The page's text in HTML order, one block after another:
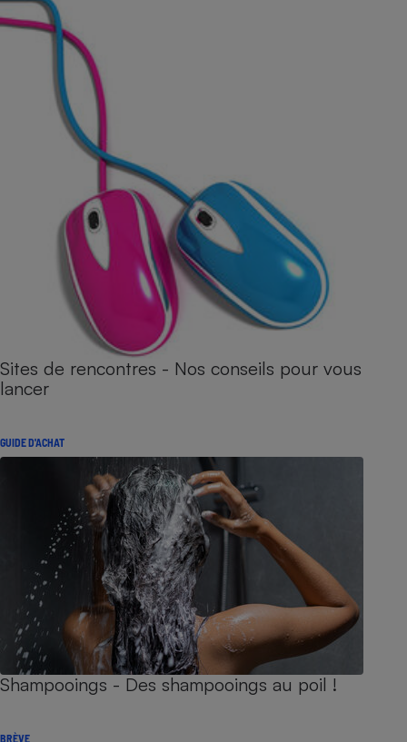
Sites de rencontres - Nos conseils pour vous
lancer
GUIDE D'ACHAT
Shampooings - Des shampooings au poil !
BRÈVE